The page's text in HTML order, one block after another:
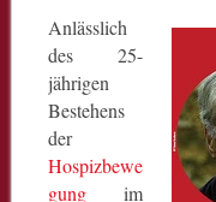
Anlässlich
des 25-
jährigen
Bestehens
der
Hospizbewe
gungim